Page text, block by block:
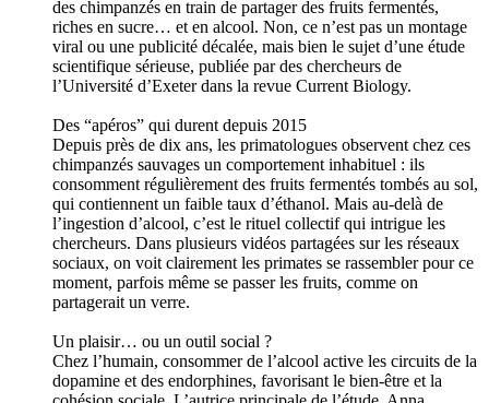
des chimpanzés en train de partager des fruits fermentés,
riches en sucre… et en alcool. Non, ce n’est pas un montage
viral ou une publicité décalée, mais bien le sujet d’une étude
scientifique sérieuse, publiée par des chercheurs de
l’Université d’Exeter dans la revue Current Biology.
Des “apéros” qui durent depuis 2015
Depuis près de dix ans, les primatologues observent chez ces
chimpanzés sauvages un comportement inhabituel : ils
consomment régulièrement des fruits fermentés tombés au sol,
qui contiennent un faible taux d’éthanol. Mais au-delà de
l’ingestion d’alcool, c’est le rituel collectif qui intrigue les
chercheurs. Dans plusieurs vidéos partagées sur les réseaux
sociaux, on voit clairement les primates se rassembler pour ce
moment, parfois même se passer les fruits, comme on
partagerait un verre.
Un plaisir… ou un outil social ?
Chez l’humain, consommer de l’alcool active les circuits de la
dopamine et des endorphines, favorisant le bien-être et la